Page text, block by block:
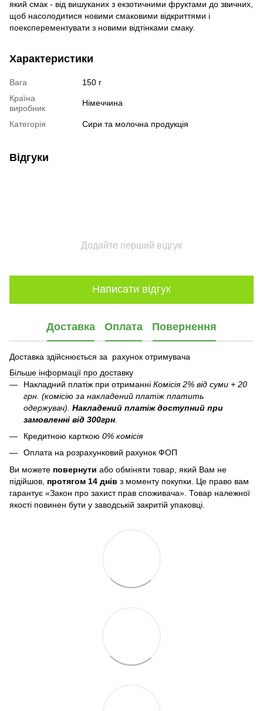
який смак - від вишуканих з екзотичними фруктами до звичних,
щоб насолодитися новими смаковими відкриттями і
поексперементувати з новими відтінками смаку.
Характеристики
Вага
150 г
Країна
виробник
Німеччина
Категорія Сири та молочна продукція
Відгуки
Додайте перший відгук
Написати відгук
Доставка Оплата Повернення
Доставка здійснюється за рахунок отримувача
Більше інформації про доставку
Накладний платіж при отриманні Комісія 2% від суми + 20
грн. (комісію за накладений платіж платить
одержувач). Накладений платіж доступний при
замовленні від 300грн
Кредитною карткою 0% комісія
Оплата на розрахунковий рахунок ФОП
Ви можете повернути або обміняти товар, який Вам не
підійшов, протягом 14 днів з моменту покупки. Це право вам
гарантує «Закон про захист прав споживача». Товар належної
якості повинен бути у заводській закритій упаковці.